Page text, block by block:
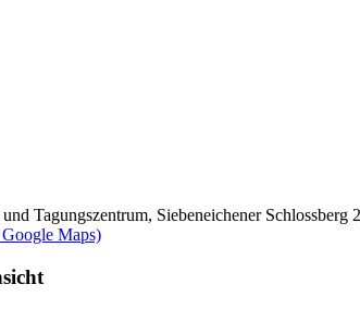
Tagungszentrum, Siebeneichener Schlossberg
Maps)